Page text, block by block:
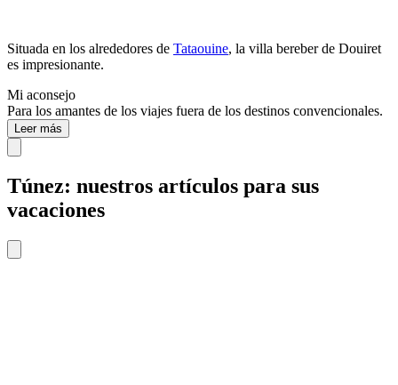
Situada en los alrededores de Tataouine, la villa bereber de Douiret
es impresionante.
Mi aconsejo
Para los amantes de los viajes fuera de los destinos convencionales.
Leer más
Túnez: nuestros artículos para sus
vacaciones